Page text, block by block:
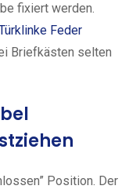
fixiert werden.
Feder
Briefkästen selten
Position. Der